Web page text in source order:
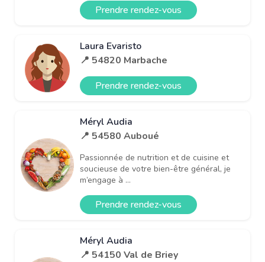
Prendre rendez-vous
Laura Evaristo
📍 54820 Marbache
Prendre rendez-vous
Méryl Audia
📍 54580 Auboué
Passionnée de nutrition et de cuisine et
soucieuse de votre bien-être général, je
m’engage à ...
Prendre rendez-vous
Méryl Audia
📍 54150 Val de Briey